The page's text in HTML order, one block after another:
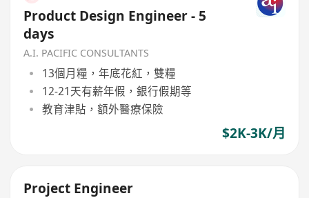
Product Design Engineer - 5
days
A.I. PACIFIC CONSULTANTS
13個月糧，年底花紅，雙糧
12-21天有薪年假，銀行假期等
教育津貼，額外醫療保險
$2K-3K/月
Project Engineer